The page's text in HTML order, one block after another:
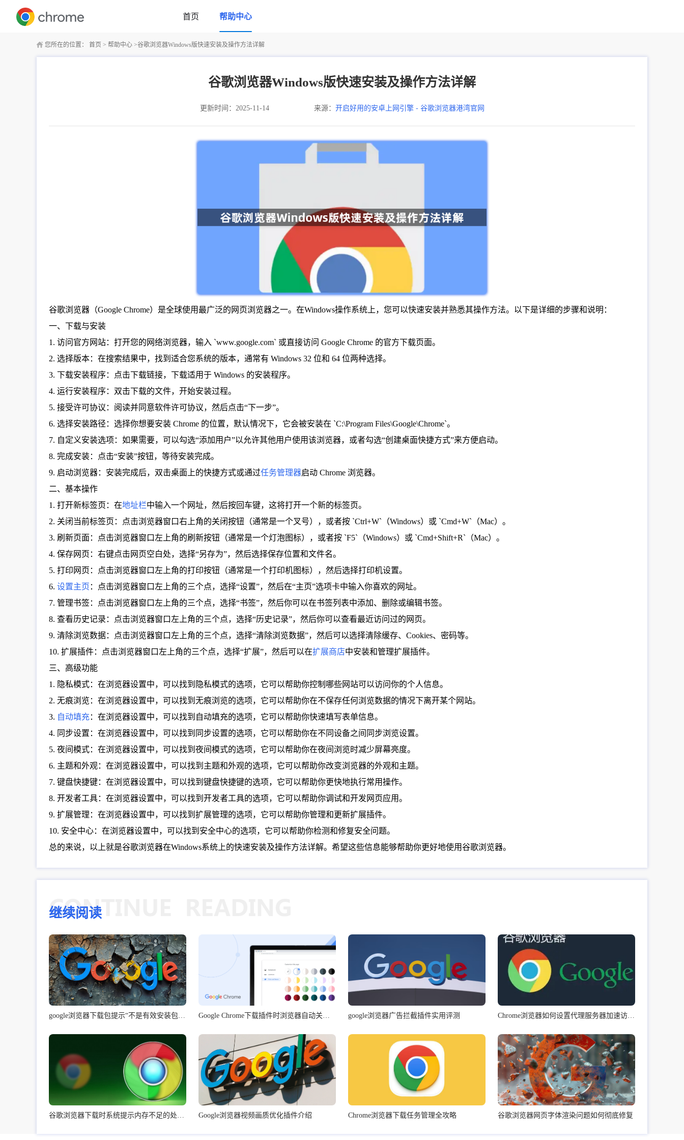
首页 帮助中心
您所在的位置： 首页 > 帮助中心 >谷歌浏览器Windows版快速安装及操作方法详解
谷歌浏览器Windows版快速安装及操作方法详解
更新时间：2025-11-14 来源： 开启好用的安卓上网引擎 - 谷歌浏览器港湾官网
谷歌浏览器（Google Chrome）是全球使用最广泛的网页浏览器之一。在Windows操作系统上，您可以快速安装并熟悉其操作方法。以下是详细的步骤和说明：
一、下载与安装
1. 访问官方网站：打开您的网络浏览器，输入 `www.google.com` 或直接访问 Google Chrome 的官方下载页面。
2. 选择版本：在搜索结果中，找到适合您系统的版本，通常有 Windows 32 位和 64 位两种选择。
3. 下载安装程序：点击下载链接，下载适用于 Windows 的安装程序。
4. 运行安装程序：双击下载的文件，开始安装过程。
5. 接受许可协议：阅读并同意软件许可协议，然后点击“下一步”。
6. 选择安装路径：选择你想要安装 Chrome 的位置，默认情况下，它会被安装在 `C:\Program Files\Google\Chrome`。
7. 自定义安装选项：如果需要，可以勾选“添加用户”以允许其他用户使用该浏览器，或者勾选“创建桌面快捷方式”来方便启动。
8. 完成安装：点击“安装”按钮，等待安装完成。
9. 启动浏览器：安装完成后，双击桌面上的快捷方式或通过任务管理器启动 Chrome 浏览器。
二、基本操作
1. 打开新标签页：在地址栏中输入一个网址，然后按回车键，这将打开一个新的标签页。
2. 关闭当前标签页：点击浏览器窗口右上角的关闭按钮（通常是一个叉号），或者按 `Ctrl+W`（Windows）或 `Cmd+W`（Mac）。
3. 刷新页面：点击浏览器窗口左上角的刷新按钮（通常是一个灯泡图标），或者按 `F5`（Windows）或 `Cmd+Shift+R`（Mac）。
4. 保存网页：右键点击网页空白处，选择“另存为”，然后选择保存位置和文件名。
5. 打印网页：点击浏览器窗口左上角的打印按钮（通常是一个打印机图标），然后选择打印机设置。
6. 设置主页 ：点击浏览器窗口左上角的三个点，选择“设置”，然后在“主页”选项卡中输入你喜欢的网址。
7. 管理书签：点击浏览器窗口左上角的三个点，选择“书签”，然后你可以在书签列表中添加、删除或编辑书签。
8. 查看历史记录：点击浏览器窗口左上角的三个点，选择“历史记录”，然后你可以查看最近访问过的网页。
9. 清除浏览数据：点击浏览器窗口左上角的三个点，选择“清除浏览数据”，然后可以选择清除缓存、Cookies、密码等。
10. 扩展插件：点击浏览器窗口左上角的三个点，选择“扩展”，然后可以在扩展商店中安装和管理扩展插件。
三、高级功能
1. 隐私模式：在浏览器设置中，可以找到隐私模式的选项，它可以帮助你控制哪些网站可以访问你的个人信息。
2. 无痕浏览：在浏览器设置中，可以找到无痕浏览的选项，它可以帮助你在不保存任何浏览数据的情况下离开某个网站。
3. 自动填充：在浏览器设置中，可以找到自动填充的选项，它可以帮助你快速填写表单信息。
4. 同步设置：在浏览器设置中，可以找到同步设置的选项，它可以帮助你在不同设备之间同步浏览设置。
5. 夜间模式：在浏览器设置中，可以找到夜间模式的选项，它可以帮助你在夜间浏览时减少屏幕亮度。
6. 主题和外观：在浏览器设置中，可以找到主题和外观的选项，它可以帮助你改变浏览器的外观和主题。
7. 键盘快捷键：在浏览器设置中，可以找到键盘快捷键的选项，它可以帮助你更快地执行常用操作。
8. 开发者工具：在浏览器设置中，可以找到开发者工具的选项，它可以帮助你调试和开发网页应用。
9. 扩展管理：在浏览器设置中，可以找到扩展管理的选项，它可以帮助你管理和更新扩展插件。
10. 安全中心：在浏览器设置中，可以找到安全中心的选项，它可以帮助你检测和修复安全问题。
总的来说，以上就是谷歌浏览器在Windows系统上的快速安装及操作方法详解。希望这些信息能够帮助你更好地使用谷歌浏览器。
继续阅读
google浏览器下载包提示“不是有效安装包”怎么办 Google Chrome下载插件时浏览器自动关闭解决 google浏览器广告拦截插件实用评测 Chrome浏览器如何设置代理服务器加速访问国外网站
谷歌浏览器下载时系统提示内存不足的处理方法 Google浏览器视频画质优化插件介绍 Chrome浏览器下载任务管理全攻略 谷歌浏览器网页字体渲染问题如何彻底修复